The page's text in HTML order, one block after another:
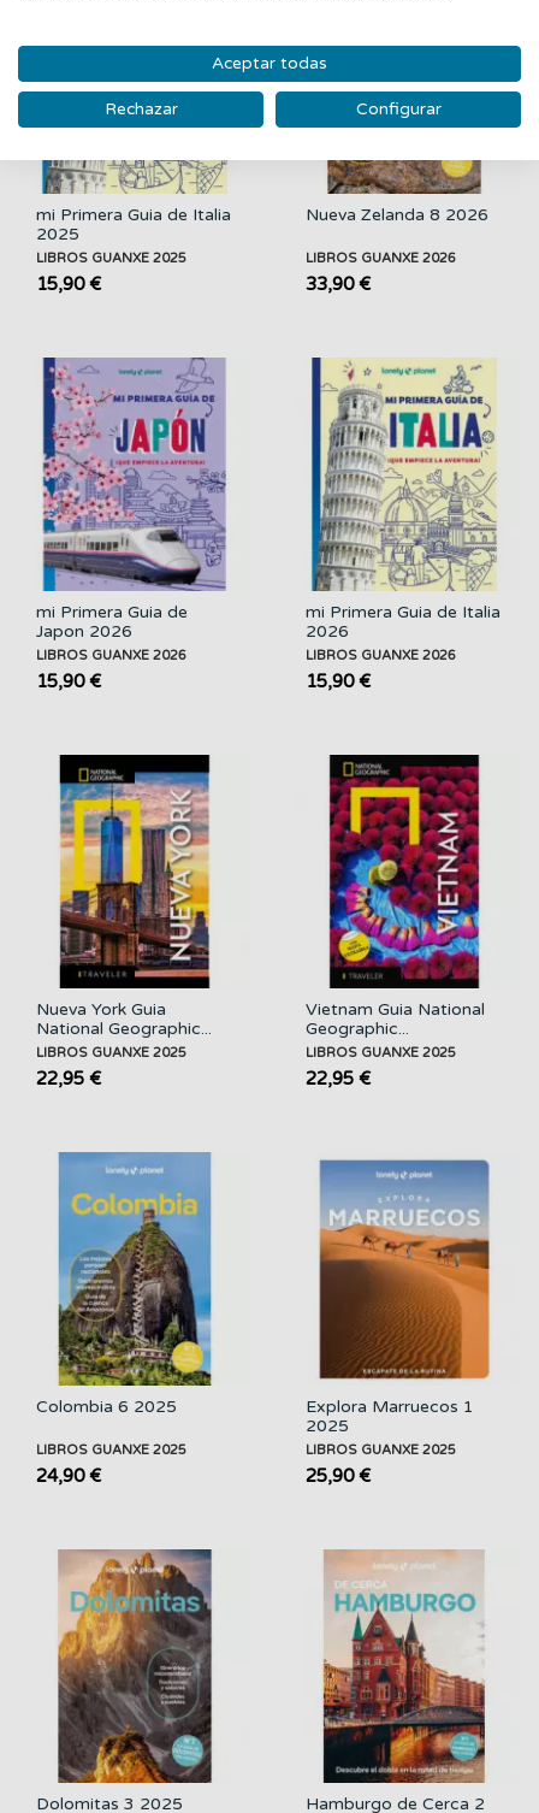
mi Primera Guia de Italia
2025
LIBROS GUANXE 2025
15,90 €
Nueva Zelanda 8 2026
LIBROS GUANXE 2026
33,90 €
mi Primera Guia de
Japon 2026
LIBROS GUANXE 2026
15,90 €
mi Primera Guia de Italia
2026
LIBROS GUANXE 2026
15,90 €
Nueva York Guia
National Geographic...
LIBROS GUANXE 2025
22,95 €
Vietnam Guia National
Geographic...
LIBROS GUANXE 2025
22,95 €
Colombia 6 2025
LIBROS GUANXE 2025
24,90 €
Explora Marruecos 1
2025
LIBROS GUANXE 2025
25,90 €
Dolomitas 3 2025 Hamburgo de Cerca 2
Aceptar todas
Rechazar Configurar